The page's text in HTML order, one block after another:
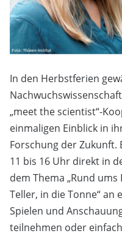
In den Herbstferien
„meet the scientist“-
einmaligen Einblick in
Forschung der
11 bis 16 Uhr direkt in
dem Thema „Rund ums
Teller, in die Tonne“ an
Spielen und
teilnehmen oder